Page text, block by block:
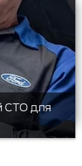
СТО для